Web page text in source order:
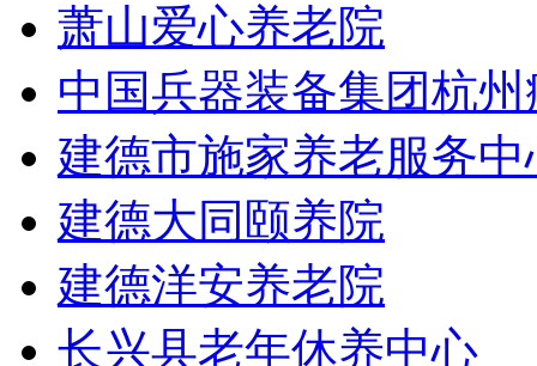
萧山爱心养老院
中国兵器装备集团杭
建德市施家养老服务中
建德大同颐养院
建德洋安养老院
长兴县老年休养中心